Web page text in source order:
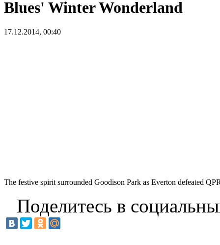
Blues' Winter Wonderland
17.12.2014, 00:40
The festive spirit surrounded Goodison Park as Everton defeated
Поделитесь в